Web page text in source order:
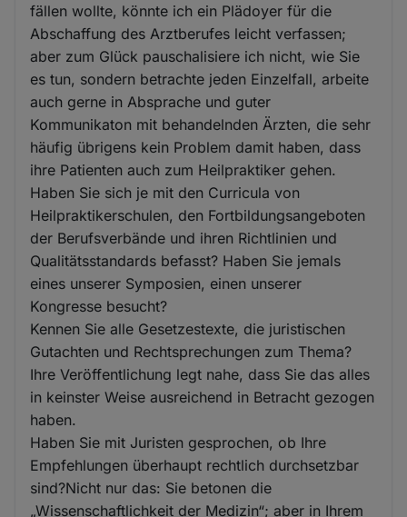
fällen wollte, könnte ich ein Plädoyer für die
Abschaffung des Arztberufes leicht verfassen;
aber zum Glück pauschalisiere ich nicht, wie Sie
es tun, sondern betrachte jeden Einzelfall, arbeite
auch gerne in Absprache und guter
Kommunikaton mit behandelnden Ärzten, die sehr
häufig übrigens kein Problem damit haben, dass
ihre Patienten auch zum Heilpraktiker gehen.
Haben Sie sich je mit den Curricula von
Heilpraktikerschulen, den Fortbildungsangeboten
der Berufsverbände und ihren Richtlinien und
Qualitätsstandards befasst? Haben Sie jemals
eines unserer Symposien, einen unserer
Kongresse besucht?
Kennen Sie alle Gesetzestexte, die juristischen
Gutachten und Rechtsprechungen zum Thema?
Ihre Veröffentlichung legt nahe, dass Sie das alles
in keinster Weise ausreichend in Betracht gezogen
haben.
Haben Sie mit Juristen gesprochen, ob Ihre
Empfehlungen überhaupt rechtlich durchsetzbar
sind?Nicht nur das: Sie betonen die
„Wissenschaftlichkeit der Medizin“; aber in Ihrem